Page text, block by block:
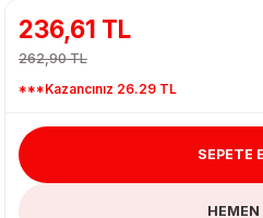
& Matara
236,61 TL
262,90 TL
***Kazancınız 26.29 TL
SEPETE
HEMEN